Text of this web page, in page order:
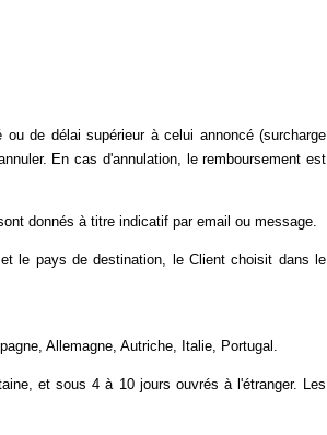
de délai supérieur à celui annoncé (surcharge
En cas d'annulation, le remboursement est
donnés à titre indicatif par email ou message.
le pays de destination, le Client choisit dans le
Allemagne, Autriche, Italie, Portugal.
et sous 4 à 10 jours ouvrés à l'étranger. Les